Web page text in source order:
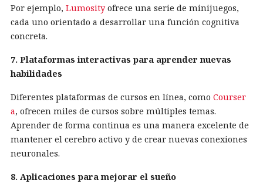
Por ejemplo, Lumosity ofrece una serie de minijuegos,
cada uno orientado a desarrollar una función cognitiva
concreta.
7. Plataformas interactivas para aprender nuevas
habilidades
Diferentes plataformas de cursos en línea, como Courser
a, ofrecen miles de cursos sobre múltiples temas.
Aprender de forma continua es una manera excelente de
mantener el cerebro activo y de crear nuevas conexiones
neuronales.
8. Aplicaciones para mejorar el sueño